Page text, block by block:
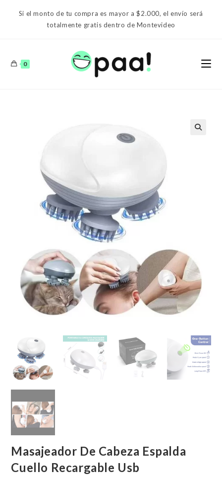
Si el monto de tu compra es mayor a $2.000, el envío será
totalmente gratis dentro de Montevideo
0
Masajeador De Cabeza Espalda
Cuello Recargable Usb